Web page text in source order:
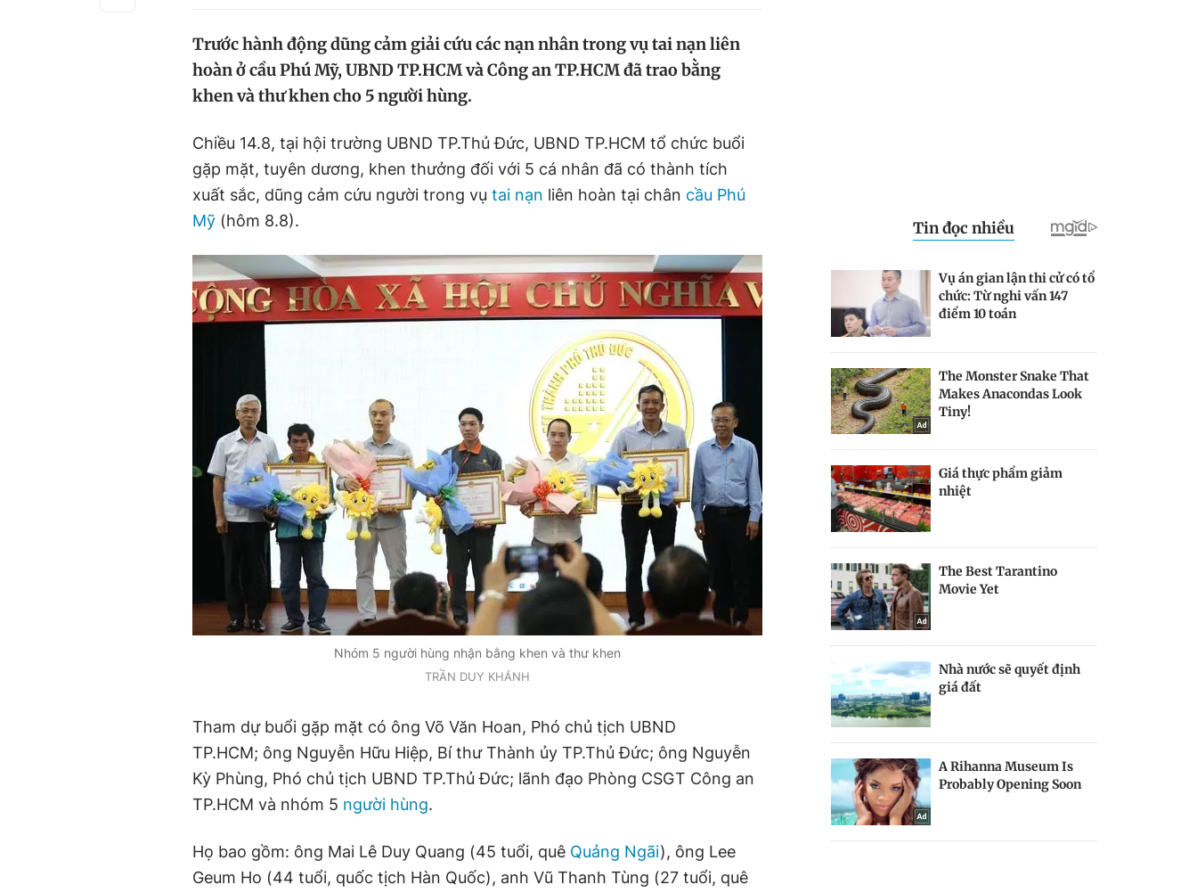
Trước hành động dũng cảm giải cứu các nạn nhân trong vụ tai nạn liên
hoàn ở cầu Phú Mỹ, UBND TP.HCM và Công an TP.HCM đã trao bằng
khen và thư khen cho 5 người hùng.
Chiều 14.8, tại hội trường UBND TP.Thủ Đức, UBND TP.HCM tổ chức buổi
gặp mặt, tuyên dương, khen thưởng đối với 5 cá nhân đã có thành tích
xuất sắc, dũng cảm cứu người trong vụ tai nạn liên hoàn tại chân cầu Phú
Mỹ (hôm 8.8).
Nhóm 5 người hùng nhận bằng khen và thư khen
TRẦN DUY KHÁNH
Tham dự buổi gặp mặt có ông Võ Văn Hoan, Phó chủ tịch UBND
TP.HCM; ông Nguyễn Hữu Hiệp, Bí thư Thành ủy TP.Thủ Đức; ông Nguyễn
Kỳ Phùng, Phó chủ tịch UBND TP.Thủ Đức; lãnh đạo Phòng CSGT Công an
TP.HCM và nhóm 5 người hùng.
Họ bao gồm: ông Mai Lê Duy Quang (45 tuổi, quê Quảng Ngãi), ông Lee
Geum Ho (44 tuổi, quốc tịch Hàn Quốc), anh Vũ Thanh Tùng (27 tuổi, quê